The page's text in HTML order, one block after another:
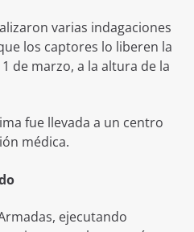
varias indagaciones
los captores lo liberen la
de marzo, a la altura de la
fue llevada a un centro
médica.
ejecutando